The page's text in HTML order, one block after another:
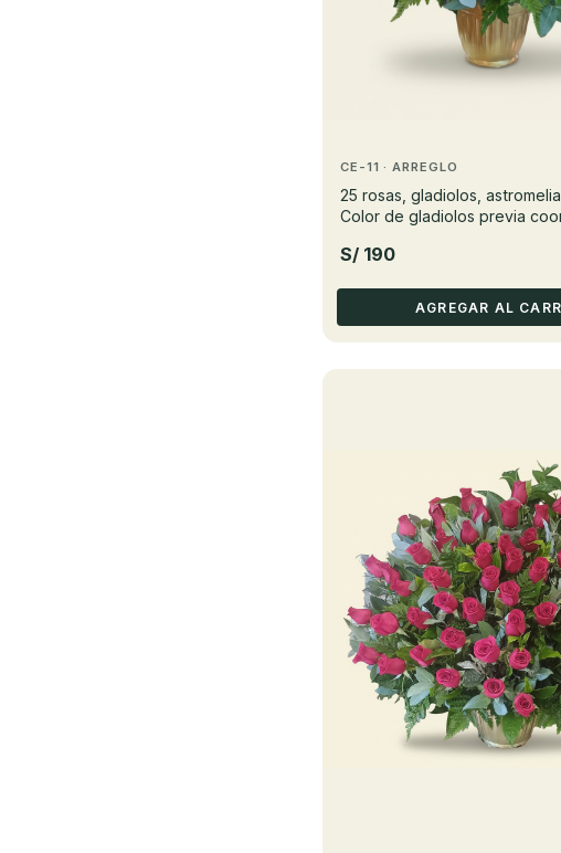
CE-11 · ARREGLO
25 rosas, gladiolos,
Color de gladiolos previa
S/ 190
AGREGAR AL